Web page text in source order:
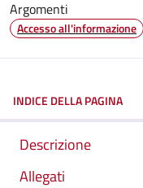
Argomenti
Accesso all'informazione
INDICE DELLA PAGINA
Descrizione
Allegati